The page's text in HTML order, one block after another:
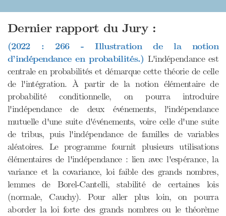
Dernier rapport du Jury :
(2022 : 266 - Illustration de la notion
d’indépendance en probabilités.) L'indépendance est
centrale en probabilités et démarque cette théorie de celle
de l'intégration. À partir de la notion élémentaire de
probabilité conditionnelle, on pourra introduire
l'indépendance de deux événements, l'indépendance
mutuelle d'une suite d'événements, voire celle d'une suite
de tribus, puis l'indépendance de familles de variables
aléatoires. Le programme fournit plusieurs utilisations
élémentaires de l'indépendance : lien avec l'espérance, la
variance et la covariance, loi faible des grands nombres,
lemmes de Borel-Cantelli, stabilité de certaines lois
(normale, Cauchy). Pour aller plus loin, on pourra
aborder la loi forte des grands nombres ou le théorème